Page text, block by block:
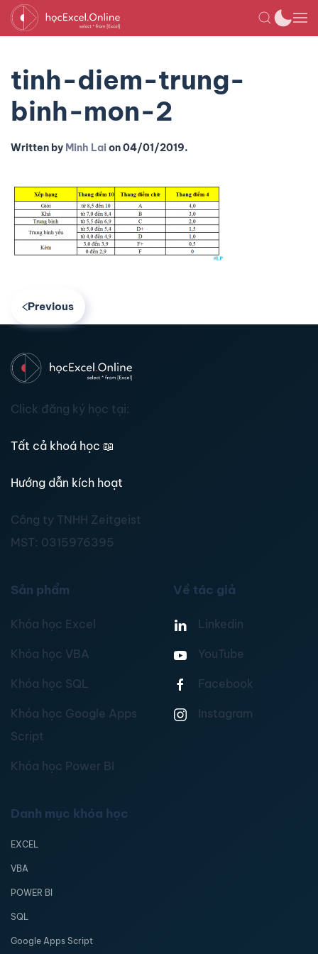
tinh-diem-trung-
binh-mon-2
Written by Minh Laion04/01/2019.
Previous
Click đăng ký học tại:
Tất cả khoá học 📖
Hướng dẫn kích hoạt
Công ty TNHH Zeitgeist
MST: 0315976395
Sản phẩm
Khóa học Excel
Khóa học VBA
Khóa học SQL
Khóa học Google Apps
Script
Khóa học Power BI
Về tác giả
Linkedin
YouTube
Facebook
Instagram
Danh mục khóa học
EXCEL
VBA
POWER BI
SQL
Google Apps Script